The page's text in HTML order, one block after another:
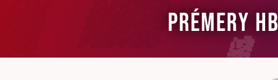
Prémery HB